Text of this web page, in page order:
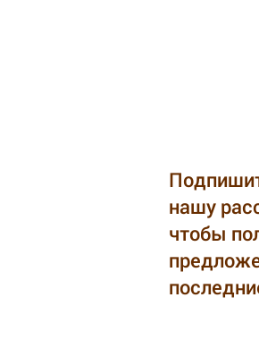
нашу
чтобы